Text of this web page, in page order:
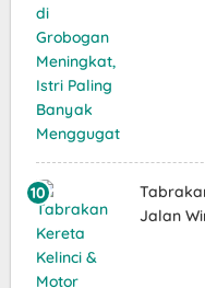
Jalan